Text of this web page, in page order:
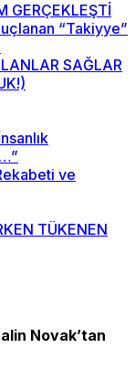
GERÇEKLEŞTİ
“Takiyye”
SAĞLAR
ve
TÜKENEN
Novak’tan